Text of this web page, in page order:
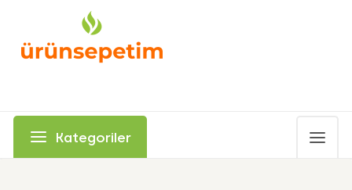
Kategoriler